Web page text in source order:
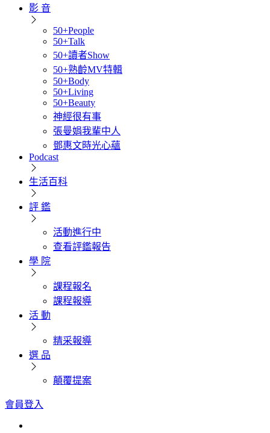
影 音
50+People
50+Talk
50+讀者Show
50+熟齡MV特輯
50+Body
50+Living
50+Beauty
神經很有事
張曼娟我輩中人
鄧惠文時光心蘊
Podcast
生活百科
評 鑑
活動進行中
查看評鑑報告
學 院
課程報名
課程報導
活 動
精采報導
選 品
顛覆提案
會員登入